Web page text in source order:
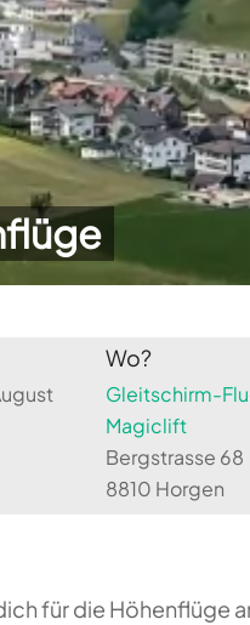
Wo?
Gleitschirm-
Magiclift
Bergstrasse 68
8810 Horgen
für die Höhenflüge